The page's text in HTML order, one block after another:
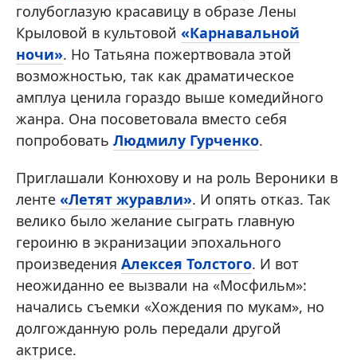
голубоглазую красавицу в образе Лены
Крыловой в культовой «Карнавальной
ночи». Но Татьяна пожертвовала этой
возможностью, так как драматическое
амплуа ценила гораздо выше комедийного
жанра. Она посоветовала вместо себя
попробовать Людмилу Гурченко.
Приглашали Конюхову и на роль Вероники в
ленте «Летят журавли». И опять отказ. Так
велико было желание сыграть главную
героиню в экранизации эпохального
произведения Алексея Толстого. И вот
неожиданно ее вызвали на «Мосфильм»:
начались съемки «Хождения по мукам», но
долгожданную роль передали другой
актрисе.